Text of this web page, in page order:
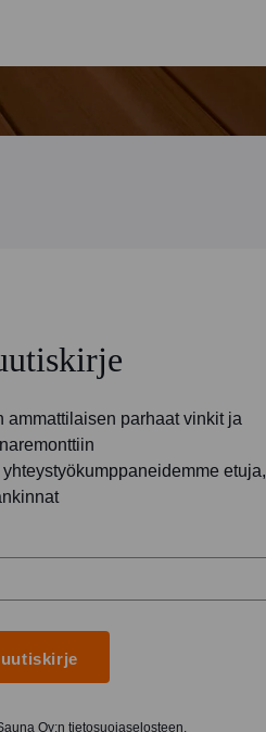
ammattilaisen parhaat vinkit ja
etuja,
Oy:n tietosuojaselosteen.